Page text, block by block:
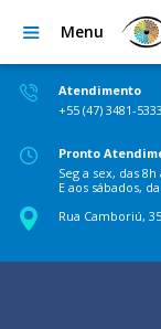
Menu
Atendimento
+55 (47) 3481-5333
Pronto
Seg a sex, das
E aos sábados,
Rua Camboriú,